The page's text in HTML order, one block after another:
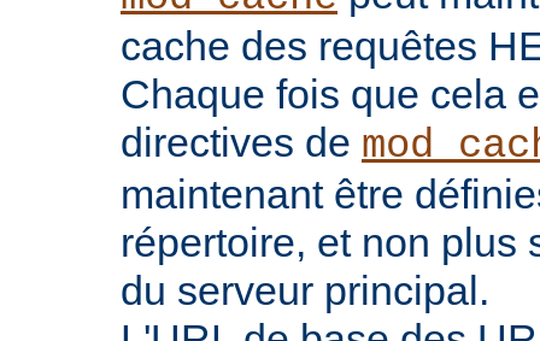
cache des requêtes
Chaque fois que cela
directives de
maintenant être
répertoire, et non plus
du serveur principal.